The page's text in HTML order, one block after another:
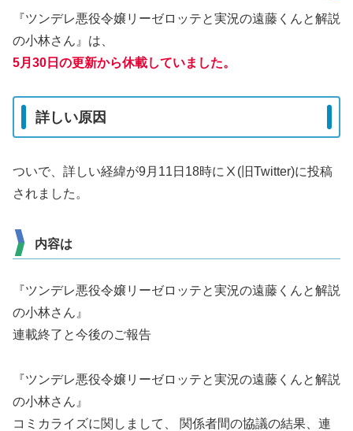
『ツンデレ悪役令嬢リーゼロッテと実況の遠藤くんと解説
の小林さん』は、
5月30日の更新から休載していました。
詳しい原因
ついで、詳しい経緯が9月11日18時にⅩ(旧Twitter)に投稿
されました。
内容は
『ツンデレ悪役令嬢リーゼロッテと実況の遠藤くんと解説
の小林さん』
連載終了と今後のご報告
『ツンデレ悪役令嬢リーゼロッテと実況の遠藤くんと解説
の小林さん』
コミカライズに関しまして、 関係者間の協議の結果、連